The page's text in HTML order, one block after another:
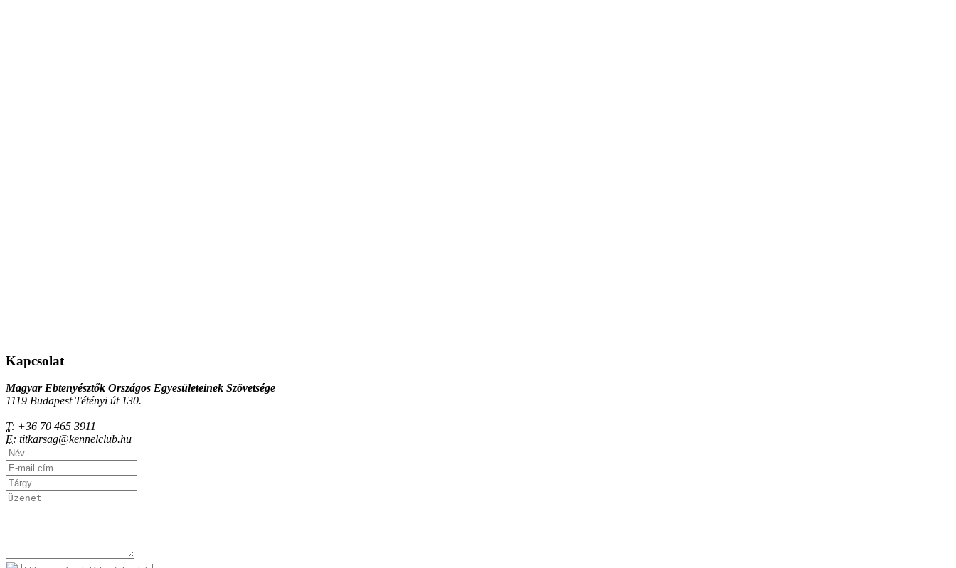
Kapcsolat
Magyar Ebtenyésztők Országos Egyesületeinek Szövetsége
1119 Budapest Tétényi út 130.
T: +36 70 465 3911
E: titkarsag@kennelclub.hu